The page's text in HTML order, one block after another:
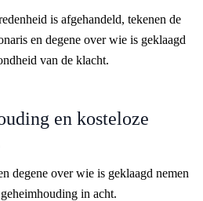
is afgehandeld, tekenen de
en degene over wie is geklaagd
van de klacht.
en kosteloze
degene over wie is geklaagd nemen
in acht.